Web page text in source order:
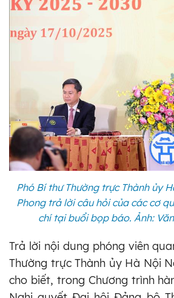
Phó Bí thư Thường trực Thành ủy
Phong trả lời câu hỏi của các cơ
chí tại buổi bọp báo. Ảnh:
Trả lời nội dung phóng viên
Thường trực Thành ủy Hà Nội
cho biết, trong Chương trình